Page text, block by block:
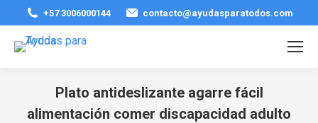
+57 3006000144 contacto@ayudasparatodos.com
Plato antideslizante agarre fácil
alimentación comer discapacidad adulto